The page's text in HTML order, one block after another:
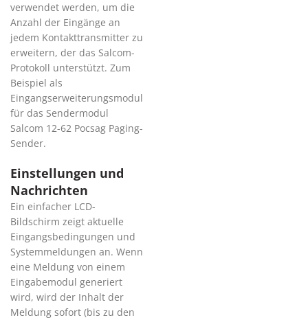
verwendet werden, um die
Anzahl der Eingänge an
jedem Kontakttransmitter zu
erweitern, der das Salcom-
Protokoll unterstützt. Zum
Beispiel als
Eingangserweiterungsmodul
für das Sendermodul
Salcom 12-62 Pocsag Paging-
Sender.
Einstellungen und
Nachrichten
Ein einfacher LCD-
Bildschirm zeigt aktuelle
Eingangsbedingungen und
Systemmeldungen an. Wenn
eine Meldung von einem
Eingabemodul generiert
wird, wird der Inhalt der
Meldung sofort (bis zu den